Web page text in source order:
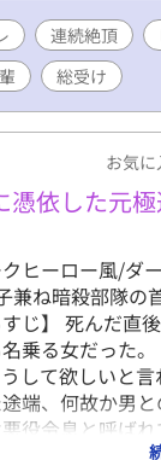
霊は出ますが
※若干の暴力
属性は不良ボス
の他モブ、に
犯されることが
しています、う
さい。 ※拙作「
生の遅過ぎた
楽しみ頂けます
連続絶頂
総受け
お気に
憑依した元
ヒーロー風/ダ
兼ね暗殺部隊の
すじ】 死んだ直
乗る女だった
して欲しいと
端、何故か男
役令息と呼ば